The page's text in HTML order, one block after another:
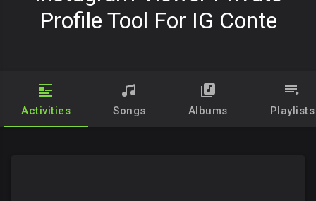
Profile Tool For IG Conte
Activities Songs Albums Playlists